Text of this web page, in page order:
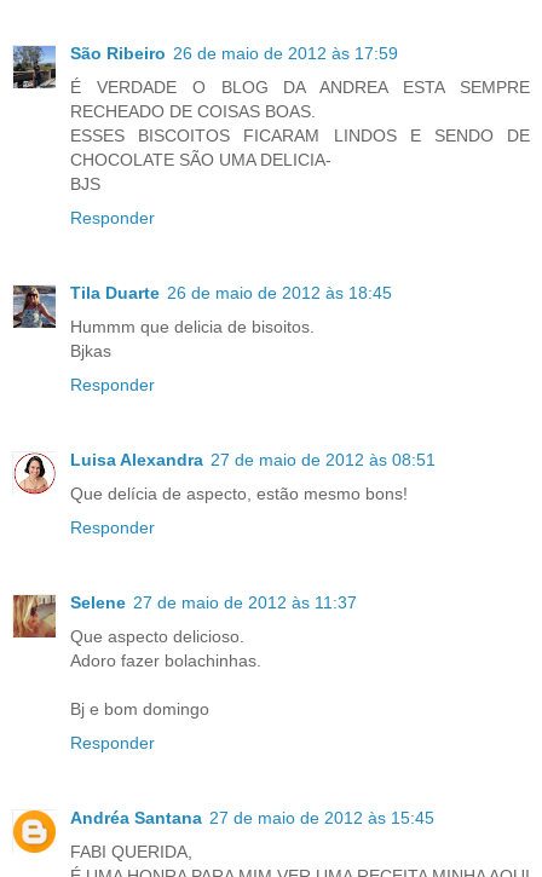
São Ribeiro 26 de maio de 2012 às 17:59
É VERDADE O BLOG DA ANDREA ESTA SEMPRE
RECHEADO DE COISAS BOAS.
ESSES BISCOITOS FICARAM LINDOS E SENDO DE
CHOCOLATE SÃO UMA DELICIA-
BJS
Responder
Tila Duarte 26 de maio de 2012 às 18:45
Hummm que delicia de bisoitos.
Bjkas
Responder
Luisa Alexandra 27 de maio de 2012 às 08:51
Que delícia de aspecto, estão mesmo bons!
Responder
Selene 27 de maio de 2012 às 11:37
Que aspecto delicioso.
Adoro fazer bolachinhas.
Bj e bom domingo
Responder
Andréa Santana 27 de maio de 2012 às 15:45
FABI QUERIDA,